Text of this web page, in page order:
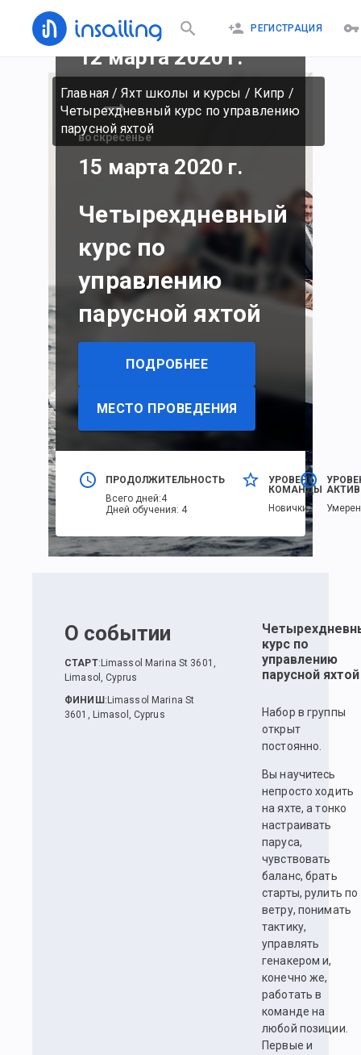
РЕГИСТРАЦИЯ
Главная/Яхт школы и курсы / Кипр /
Четырехдневный курс по управлению
парусной яхтой
четверг
12 марта 2020 г.
воскресенье
15 марта 2020 г.
Четырехдневный
курс по
управлению
парусной яхтой
ПОДРОБНЕЕ
МЕСТО ПРОВЕДЕНИЯ
ПРОДОЛЖИТЕЛЬНОСТЬ
Всего дней:4
Дней обучения: 4
УРОВЕНЬ
КОМАНДЫ
Новички
О событии
СТАРТ: Limassol Marina St 3601,
Limasol, Cyprus
ФИНИШ : Limassol Marina St
3601, Limasol, Cyprus
курс по
управлению
парусной яхтой
Набор в группы
открыт
постоянно.
Вы научитесь
непросто ходить
на яхте, а тонко
настраивать
паруса,
чувствовать
баланс, брать
старты, рулить по
ветру, понимать
тактику,
управлять
генакером и,
конечно же,
работать в
команде на
любой позиции.
Первые и